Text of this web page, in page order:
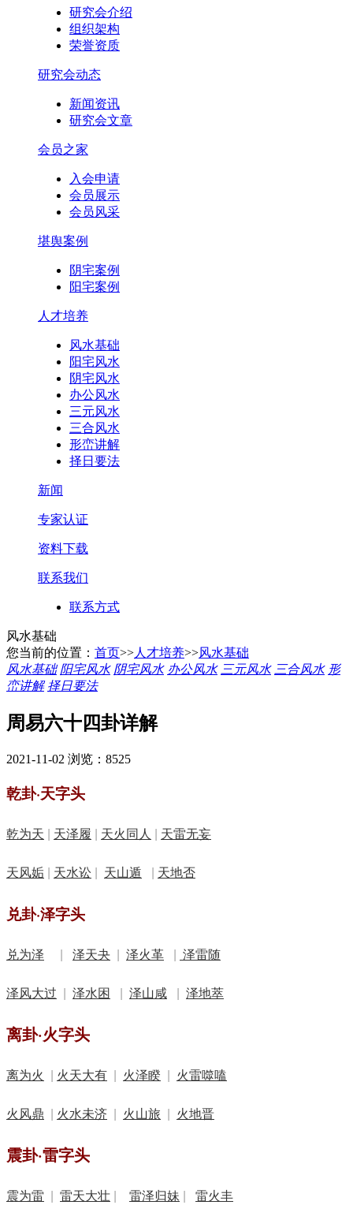
研究会介绍
组织架构
荣誉资质
研究会动态
新闻资讯
研究会文章
会员之家
入会申请
会员展示
会员风采
堪舆案例
阴宅案例
阳宅案例
人才培养
风水基础
阳宅风水
阴宅风水
办公风水
三元风水
三合风水
形峦讲解
择日要法
新闻
专家认证
资料下载
联系我们
联系方式
风水基础
您当前的位置： 首页>>人才培养>>风水基础
风水基础 阳宅风水 阴宅风水 办公风水 三元风水 三合风水 形
峦讲解 择日要法
周易六十四卦详解
2021-11-02 浏览：8525
乾卦·天字头
乾为天 | 天泽履 | 天火同人 | 天雷无妄
天风姤 | 天水讼 | 天山遁 | 天地否
兑卦·泽字头
兑为泽 | 泽天夬 | 泽火革 | 泽雷随
泽风大过 | 泽水困 | 泽山咸 | 泽地萃
离卦·火字头
离为火 | 火天大有 | 火泽睽 | 火雷噬嗑
火风鼎 | 火水未济 | 火山旅 | 火地晋
震卦·雷字头
震为雷 | 雷天大壮 | 雷泽归妹 | 雷火丰